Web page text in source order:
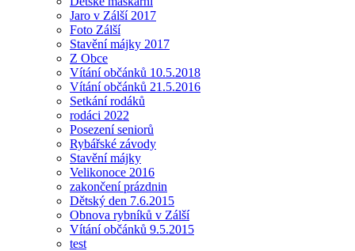
Jaro v Zálší 2017
Foto Zálší
Stavění májky 2017
Z Obce
Vítání občánků 10.5.2018
Vítání občánků 21.5.2016
Setkání rodáků
rodáci 2022
Posezení seniorů
Rybářské závody
Stavění májky
Velikonoce 2016
zakončení prázdnin
Dětský den 7.6.2015
Obnova rybníků v Zálší
Vítání občánků 9.5.2015
test